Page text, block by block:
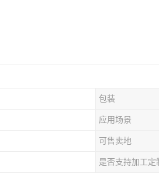
包装
应用场景
可售卖地
是否支持加工定